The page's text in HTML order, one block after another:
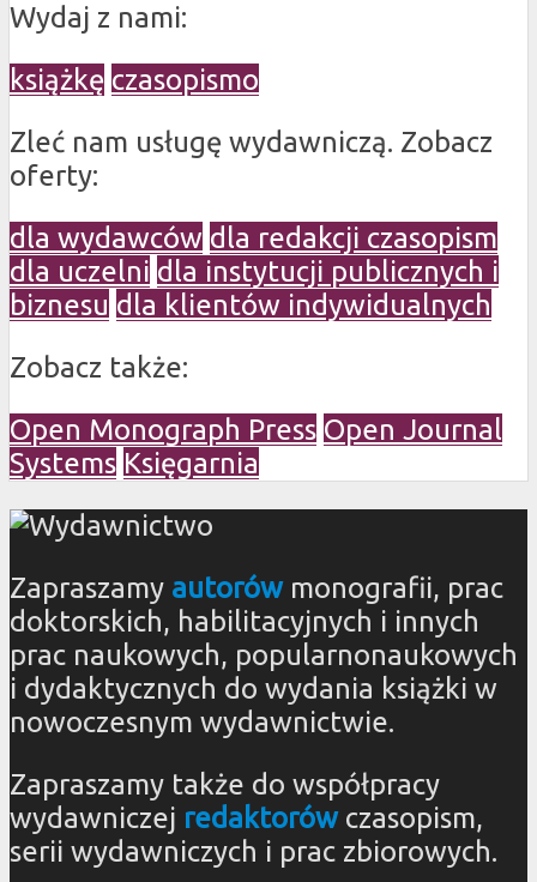
Wydaj z nami:
książkę czasopismo
Zleć nam usługę wydawniczą. Zobacz
oferty:
dla wydawców dla redakcji czasopism
dla uczelni dla instytucji publicznych i
biznesu dla klientów indywidualnych
Zobacz także:
Open Monograph Press Open Journal
Systems Księgarnia
Zapraszamy autorówmonografii, prac
doktorskich, habilitacyjnych i innych
prac naukowych, popularnonaukowych
i dydaktycznych do wydania książki w
nowoczesnym wydawnictwie.
Zapraszamy także do współpracy
wydawniczej redaktorówczasopism,
serii wydawniczych i prac zbiorowych.